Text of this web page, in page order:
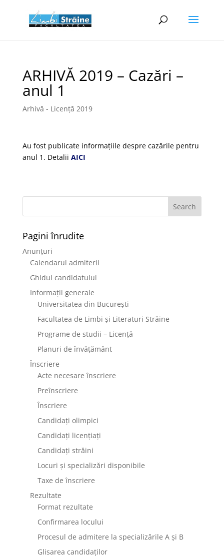
ARHIVĂ 2019 – Cazări –
anul 1
Arhivă - Licență 2019
Au fost publicate informațiile despre cazările pentru
anul 1. Detalii AICI
Pagini înrudite
Anunțuri
Calendarul admiterii
Ghidul candidatului
Informații generale
Universitatea din București
Facultatea de Limbi și Literaturi Străine
Programe de studii – Licență
Planuri de învățământ
Înscriere
Acte necesare înscriere
Preînscriere
Înscriere
Candidați olimpici
Candidați licențiați
Candidați străini
Locuri și specializări disponibile
Taxe de înscriere
Rezultate
Format rezultate
Confirmarea locului
Procesul de admitere la specializările A și B
Glisarea candidaților